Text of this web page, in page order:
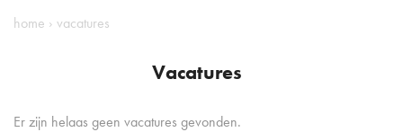
home › vacatures
Vacatures
Er zijn helaas geen vacatures gevonden.